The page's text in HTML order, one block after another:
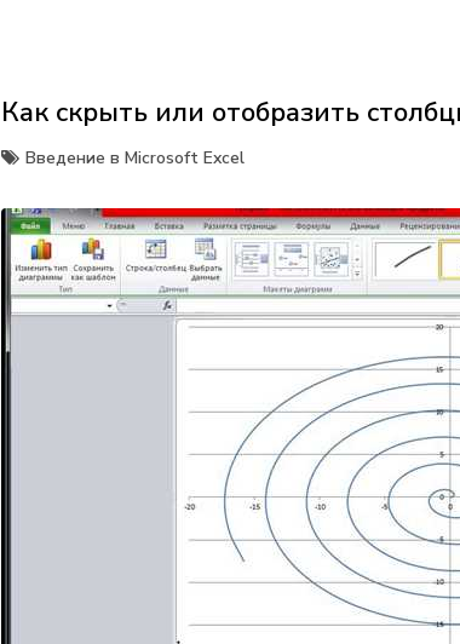
Как скрыть или отобразить
Введение в Microsoft Excel